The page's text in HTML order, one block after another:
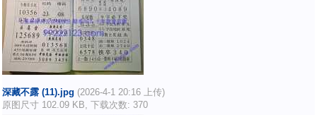
深藏不露 (11).jpg (2026-4-1 20:16 上传)
原图尺寸 102.09 KB, 下载次数: 370